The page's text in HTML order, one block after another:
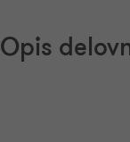
Opis